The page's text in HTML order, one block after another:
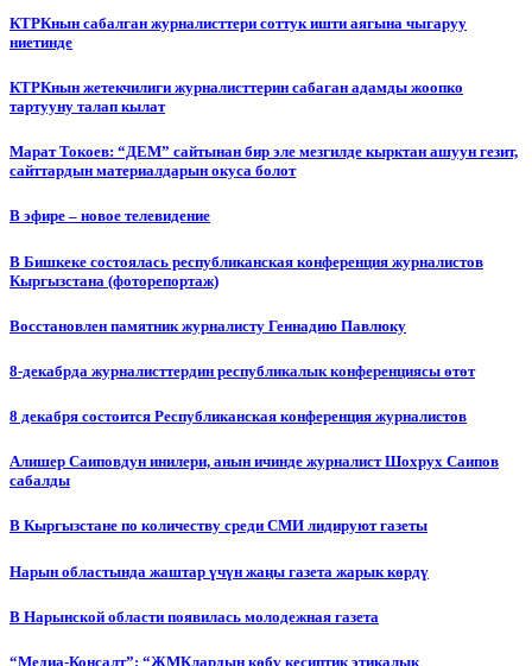
КТРКнын сабалган журналисттери соттук ишти аягына чыгаруу
ниетинде
КТРКнын жетекчилиги журналисттерин сабаган адамды жоопко
тартууну талап кылат
Марат Токоев: “ДЕМ” сайтынан бир эле мезгилде кырктан ашуун гезит,
сайттардын материалдарын окуса болот
В эфире – новое телевидение
В Бишкеке состоялась республиканская конференция журналистов
Кыргызстана (фоторепортаж)
Восстановлен памятник журналисту Геннадию Павлюку
8-декабрда журналисттердин республикалык конференциясы өтөт
8 декабря состоится Республиканская конференция журналистов
Алишер Саиповдун инилери, анын ичинде журналист Шохрух Саипов
сабалды
В Кыргызстане по количеству среди СМИ лидируют газеты
Нарын областында жаштар үчүн жаңы газета жарык көрдү
В Нарынской области появилась молодежная газета
“Медиа-Консалт”: “ЖМКлардын көбү кесиптик этикалык